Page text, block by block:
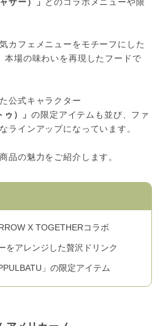
カフェメニューをモチーフにした
本場の味わいを再現したフードで
公式キャラクター
ゥ）」の限定アイテムも並び、ファ
ラインアップになっています。
品の魅力をご紹介します。
X TOGETHERコラボ
をアレンジした贅沢ドリンク
」の限定アイテム